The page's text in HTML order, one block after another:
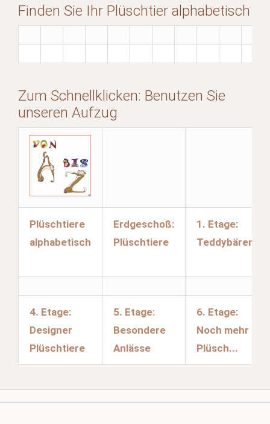
Finden Sie Ihr Plüschtier alphabetisch
Zum Schnellklicken: Benutzen Sie
unseren Aufzug
Plüschtiere
alphabetisch
Erdgeschoß:
Plüschtiere
1. Etage:
Teddybären
4. Etage:
Designer
Plüschtiere
5. Etage:
Besondere
Anlässe
6. Etage:
Noch mehr
Plüsch...